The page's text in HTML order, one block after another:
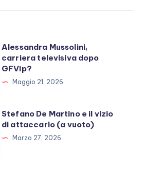
Alessandra Mussolini,
carriera televisiva dopo
GFVip?
Maggio 21, 2026
Stefano De Martino e il vizio
di attaccarlo (a vuoto)
Marzo 27, 2026